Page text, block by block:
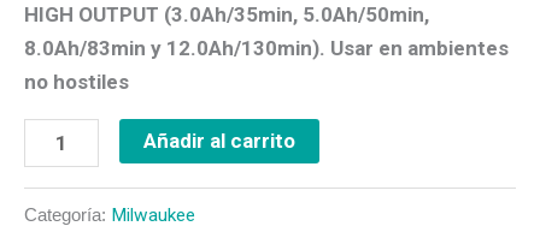
HIGH OUTPUT (3.0Ah/35min, 5.0Ah/50min,
8.0Ah/83min y 12.0Ah/130min). Usar en ambientes
no hostiles
Añadir al carrito
Categoría: Milwaukee